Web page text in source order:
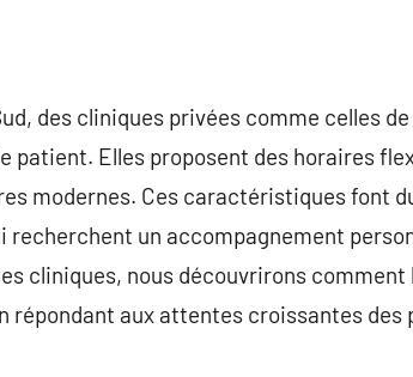
des cliniques privées comme celles
patient. Elles proposent des horaires
modernes. Ces caractéristiques font
recherchent un accompagnement
cliniques, nous découvrirons
répondant aux attentes croissantes des